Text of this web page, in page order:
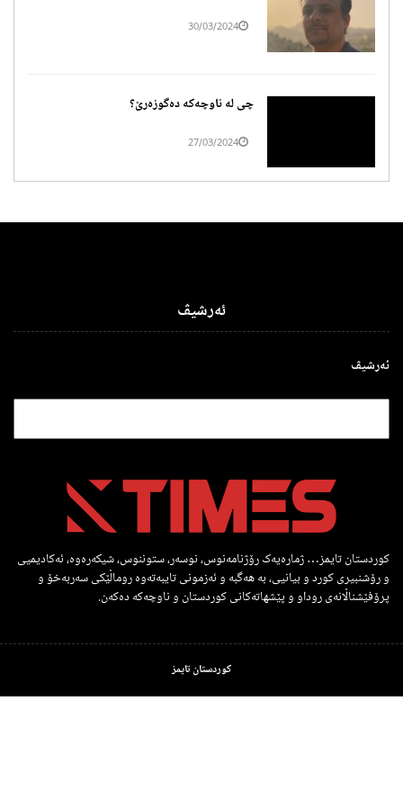
30/03/2024
چی لە ناوچەکە دەگوزەرێ؟
27/03/2024
ئەرشیڤ
ئەرشیڤ
کوردستان تایمز… ژمارەیەک رۆژنامەنوس، نوسەر، ستوننوس، شیکەرەوە، ئەکادیمیی
و رۆشنبیری کورد و بیانیی، بە هەگبە و ئەزمونی تایبەتەوە روماڵێکی سەربەخۆ و
پرۆفێشناڵانەی روداو و پێشهاتەکانی کوردستان و ناوچەکە دەکەن.
کوردستان تایمز